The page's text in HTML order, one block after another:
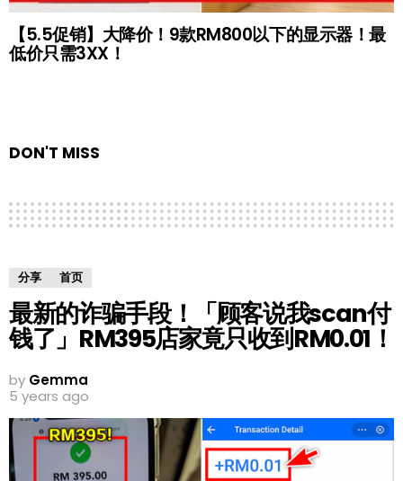
【5.5促销】大降价！9款RM800以下的显示器！最
低价只需3XX！
DON'T MISS
分享 首页
最新的诈骗手段！「顾客说我scan付
钱了」RM395店家竟只收到RM0.01！
by Gemma
5 years ago